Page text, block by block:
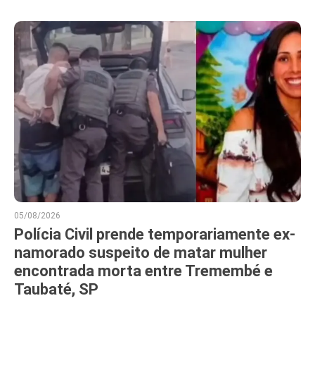
05/08/2026
Polícia Civil prende temporariamente ex-
namorado suspeito de matar mulher
encontrada morta entre Tremembé e
Taubaté, SP